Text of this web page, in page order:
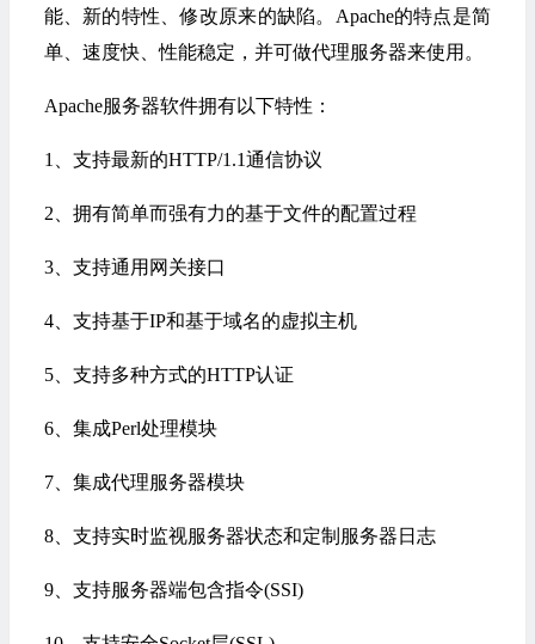
能、新的特性、修改原来的缺陷。Apache的特点是简
单、速度快、性能稳定，并可做代理服务器来使用。
Apache服务器软件拥有以下特性：
1、支持最新的HTTP/1.1通信协议
2、拥有简单而强有力的基于文件的配置过程
3、支持通用网关接口
4、支持基于IP和基于域名的虚拟主机
5、支持多种方式的HTTP认证
6、集成Perl处理模块
7、集成代理服务器模块
8、支持实时监视服务器状态和定制服务器日志
9、支持服务器端包含指令(SSI)